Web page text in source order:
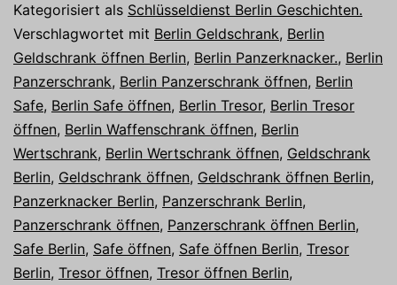
Kategorisiert als Schlüsseldienst Berlin Geschichten.
Verschlagwortet mit Berlin Geldschrank, Berlin
Geldschrank öffnen Berlin, Berlin Panzerknacker., Berlin
Panzerschrank, Berlin Panzerschrank öffnen, Berlin
Safe, Berlin Safe öffnen, Berlin Tresor, Berlin Tresor
öffnen, Berlin Waffenschrank öffnen, Berlin
Wertschrank, Berlin Wertschrank öffnen, Geldschrank
Berlin, Geldschrank öffnen, Geldschrank öffnen Berlin,
Panzerknacker Berlin, Panzerschrank Berlin,
Panzerschrank öffnen, Panzerschrank öffnen Berlin,
Safe Berlin, Safe öffnen, Safe öffnen Berlin, Tresor
Berlin, Tresor öffnen, Tresor öffnen Berlin,